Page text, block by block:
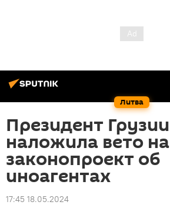
Литва
Президент Грузии
наложила вето на
законопроект об
иноагентах
17:45 18.05.2024